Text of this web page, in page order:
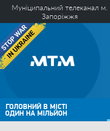
Муніципальний телеканал м.
Запоріжжя
ГОЛОВНИЙ В МІСТІ
ОДИН НА МІЛЬЙОН